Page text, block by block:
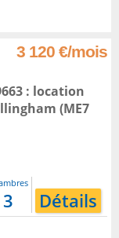
3 120 €/mois
: location
(ME7
3 Détails